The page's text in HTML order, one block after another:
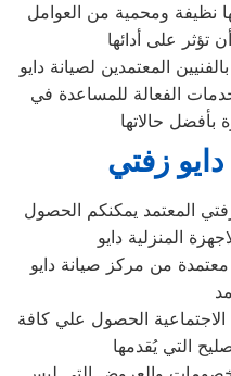
نظيفة ومحمية من العوامل
المعتمدين لصيانة دايو
الفعالة للمساعدة في
زفتي
المعتمد يمكنكم الحصول
المنزلية دايو
الحصول علي كافة
التي يُقدمها